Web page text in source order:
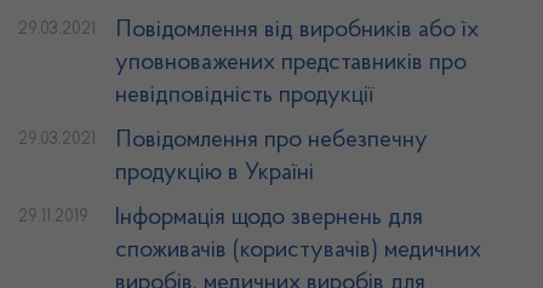
29.03.2021
Повідомлення від виробників або їх
уповноважених представників про
невідповідність продукції
29.03.2021
Повідомлення про небезпечну
продукцію в Україні
29.11.2019
Інформація щодо звернень для
споживачів (користувачів) медичних
виробів, медичних виробів для